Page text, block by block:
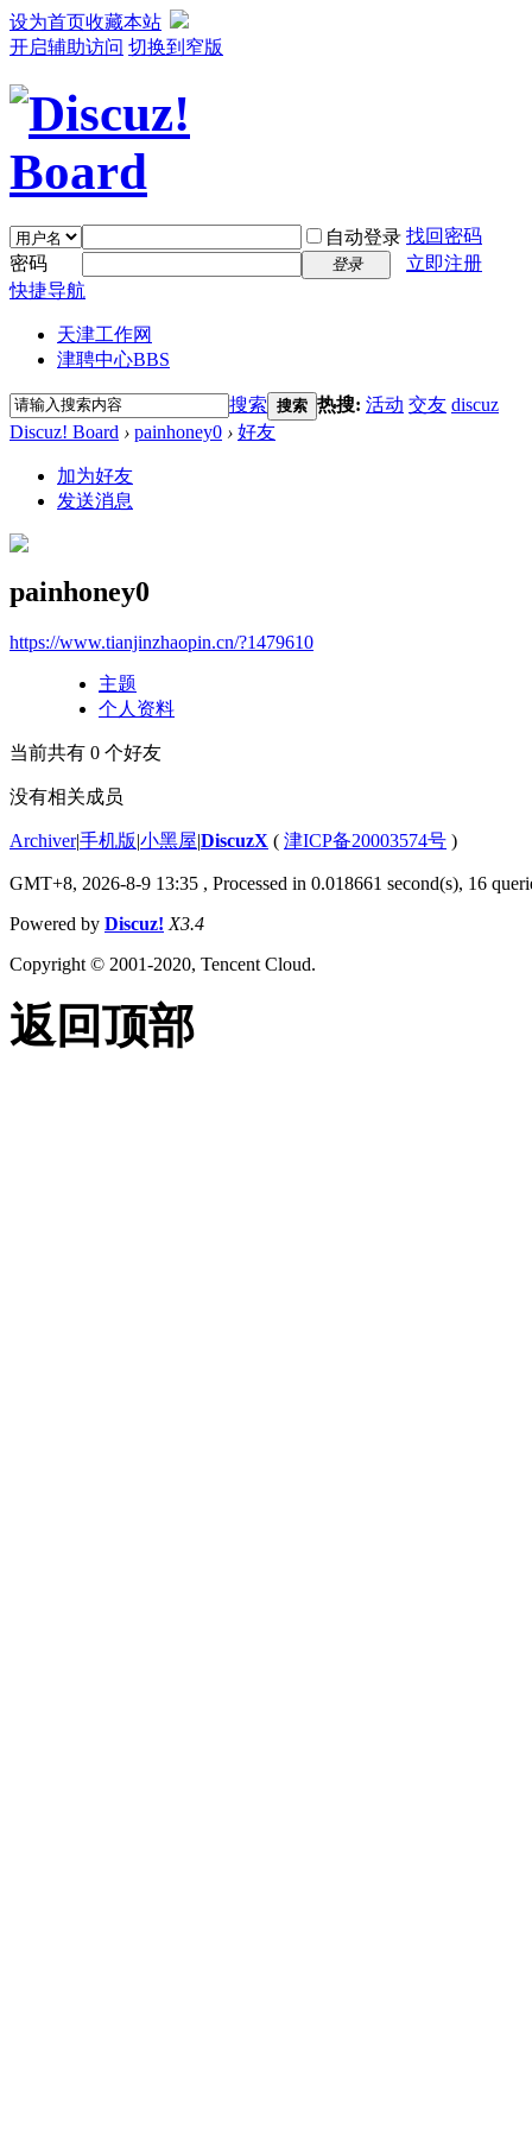
设为首页收藏本站
开启辅助访问 切换到窄版
自动登录 找回密码
密码
登录
立即注册
快捷导航
天津工作网
津聘中心BBS
搜索 搜索 热搜: 活动 交友 discuz
Discuz! Board › painhoney0 › 好友
加为好友
发送消息
painhoney0
https://www.tianjinzhaopin.cn/?1479610
主题
个人资料
当前共有 0 个好友
没有相关成员
Archiver|手机版|小黑屋|DiscuzX ( 津ICP备20003574号 )
GMT+8, 2026-8-9 13:35 , Processed in 0.018661 second(s), 16
Powered by Discuz! X3.4
Copyright © 2001-2020, Tencent Cloud.
返回顶部